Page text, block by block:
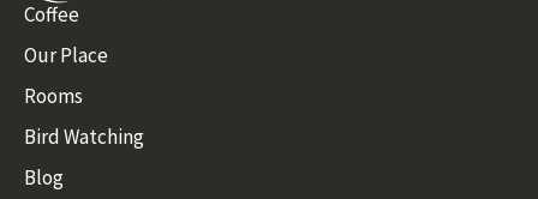
Coffee
Our Place
Rooms
Bird Watching
Blog